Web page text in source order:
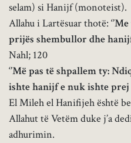
selam) si Hanijf (monoteist).
Allahu i Lartësuar thotë:
prijës shembullor dhe
Nahl; 120
‘’Më pas të shpallem ty:
ishte hanijf e nuk ishte prej
El Mileh el Hanifijeh është
Allahut të Vetëm duke j’a
adhurimin.